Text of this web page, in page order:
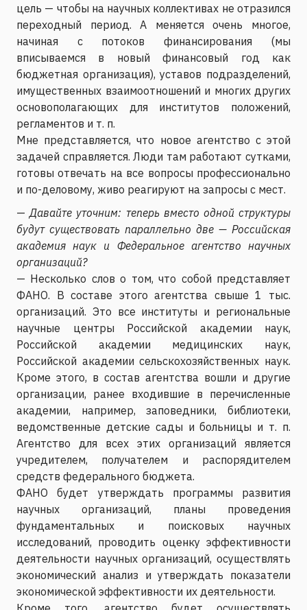
цель — чтобы на научных коллективах не отразился
переходный период. А меняется очень многое,
начиная с потоков финансирования (мы
вписываемся в новый финансовый год как
бюджетная организация), уставов подразделений,
имущественных взаимоотношений и многих других
основополагающих для институтов положений,
регламентов и т. п.
Мне представляется, что новое агентство с этой
задачей справляется. Люди там работают сутками,
готовы отвечать на все вопросы профессионально
и по-деловому, живо реагируют на запросы с мест.
—Давайте уточним: теперь вместо одной структуры
будут существовать параллельно две — Российская
академия наук и Федеральное агентство научных
организаций?
— Несколько слов о том, что собой представляет
ФАНО. В составе этого агентства свыше 1 тыс.
организаций. Это все институты и региональные
научные центры Российской академии наук,
Российской академии медицинских наук,
Российской академии сельскохозяйственных наук.
Кроме этого, в состав агентства вошли и другие
организации, ранее входившие в перечисленные
академии, например, заповедники, библиотеки,
ведомственные детские сады и больницы и т. п.
Агентство для всех этих организаций является
учредителем, получателем и распорядителем
средств федерального бюджета.
ФАНО будет утверждать программы развития
научных организаций, планы проведения
фундаментальных и поисковых научных
исследований, проводить оценку эффективности
деятельности научных организаций, осуществлять
экономический анализ и утверждать показатели
экономической эффективности их деятельности.